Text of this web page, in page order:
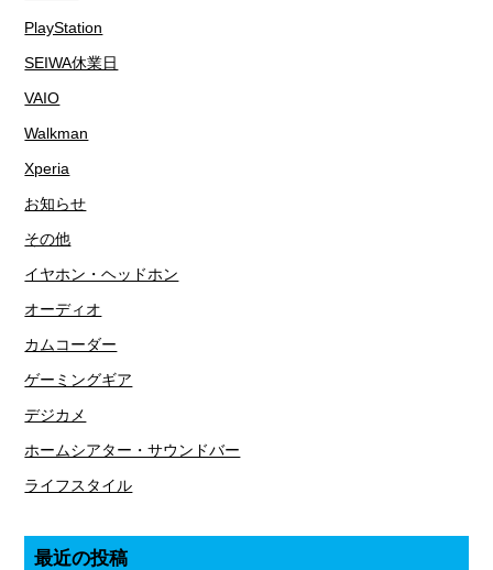
PlayStation
SEIWA休業日
VAIO
Walkman
Xperia
お知らせ
その他
イヤホン・ヘッドホン
オーディオ
カムコーダー
ゲーミングギア
デジカメ
ホームシアター・サウンドバー
ライフスタイル
最近の投稿